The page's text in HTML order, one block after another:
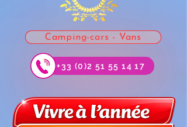
Camping-cars - Vans
+33 (0)2 51 55 14 17